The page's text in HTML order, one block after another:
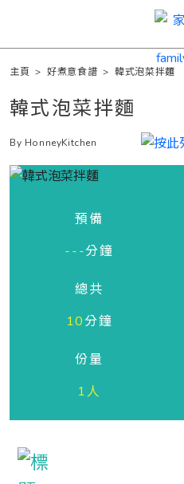
主頁 >好煮意食譜 >韓式泡菜拌麵
韓式泡菜拌麵
By HonneyKitchen
預備
---分鐘
總共
10分鐘
份量
1人